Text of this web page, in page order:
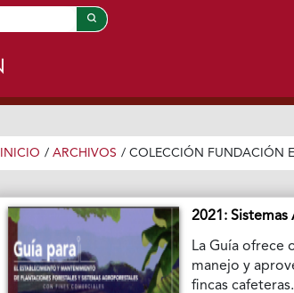
INICIO / ARCHIVOS / COLECCIÓN FUNDACIÓN
2021:
La Guía ofrece
manejo y
fincas